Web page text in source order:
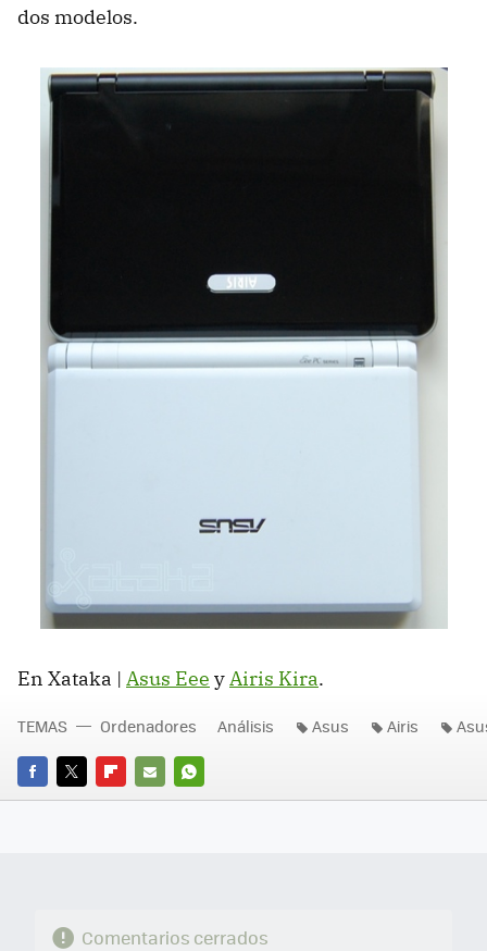
dos modelos.
En Xataka | Asus Eee yAiris Kira.
FACEBOOK
TWITTERFLIPBOARD
E-
WHATSAPP
TEMAS Ordenadores Análisis Asus Airis
Comentarios cerrados